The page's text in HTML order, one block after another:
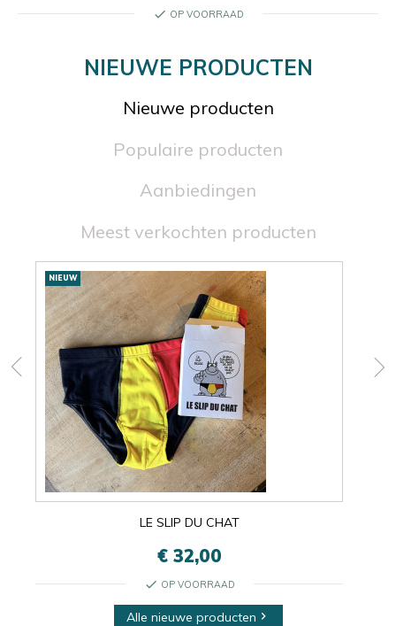
check OP VOORRAAD
NIEUWE PRODUCTEN
Nieuwe producten
Populaire producten
Aanbiedingen
Meest verkochten producten
Nieuwe
producten
NIEUW
LE SLIP DU CHAT
€ 32,00
check OP VOORRAAD
Alle nieuwe producten 